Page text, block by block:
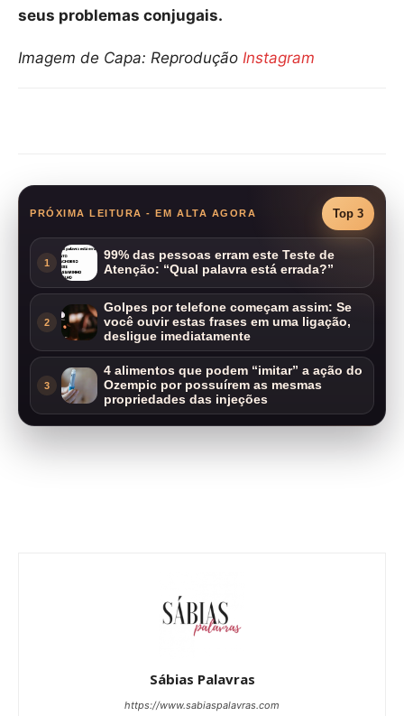
seus problemas conjugais.
Imagem de Capa: Reprodução Instagram
PRÓXIMA LEITURA - EM ALTA AGORA Top 3
1
99% das pessoas erram este Teste de
Atenção: “Qual palavra está errada?”
2
Golpes por telefone começam assim: Se
você ouvir estas frases em uma ligação,
desligue imediatamente
3
4 alimentos que podem “imitar” a ação do
Ozempic por possuírem as mesmas
propriedades das injeções
Sábias Palavras
https://www.sabiaspalavras.com